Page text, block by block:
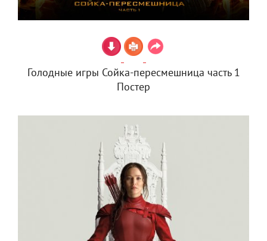
Голодные игры Сойка-пересмешница часть 1
Постер